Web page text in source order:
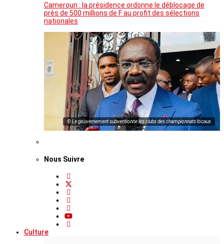
Cameroun : la présidence ordonne le déblocage de
près de 500 millions de F au profit des sélections
nationales
© Le gouvernement subventionne les clubs des championnats locaux
Nous Suivre
Culture